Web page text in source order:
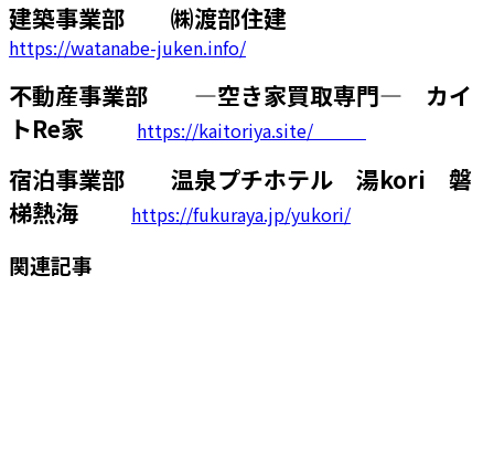
建築事業部 ㈱渡部住建
https://watanabe-juken.info/
不動産事業部 ―空き家買取専門― カイ
トRe家
https://kaitoriya.site/
宿泊事業部 温泉プチホテル 湯kori 磐
梯熱海
https://fukuraya.jp/yukori/
関連記事